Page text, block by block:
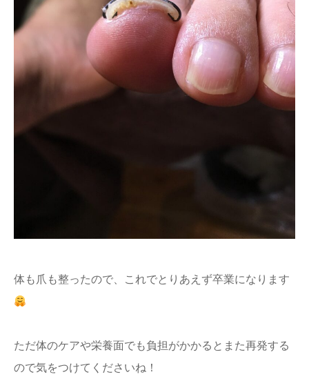
体も爪も整ったので、これでとりあえず卒業になります
ただ体のケアや栄養面でも負担がかかるとまた再発する
ので気をつけてくださいね！